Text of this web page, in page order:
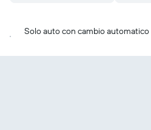
Solo auto con cambio automatico